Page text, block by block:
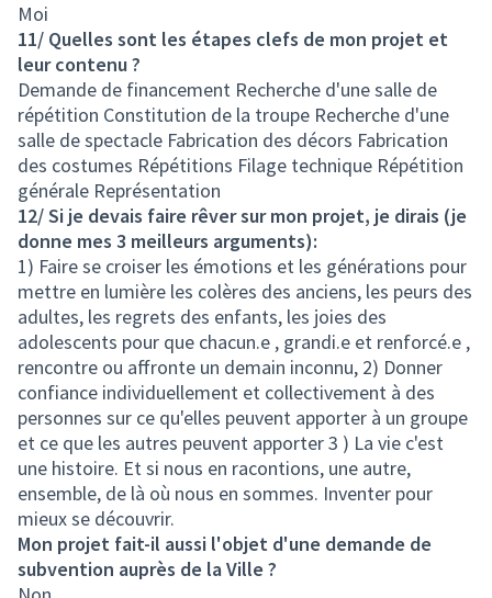
Moi
11/ Quelles sont les étapes clefs de mon projet et
leur contenu ?
Demande de financement Recherche d'une salle de
répétition Constitution de la troupe Recherche d'une
salle de spectacle Fabrication des décors Fabrication
des costumes Répétitions Filage technique Répétition
générale Représentation
12/ Si je devais faire rêver sur mon projet, je dirais (je
donne mes 3 meilleurs arguments):
1) Faire se croiser les émotions et les générations pour
mettre en lumière les colères des anciens, les peurs des
adultes, les regrets des enfants, les joies des
adolescents pour que chacun.e , grandi.e et renforcé.e ,
rencontre ou affronte un demain inconnu, 2) Donner
confiance individuellement et collectivement à des
personnes sur ce qu'elles peuvent apporter à un groupe
et ce que les autres peuvent apporter 3 ) La vie c'est
une histoire. Et si nous en racontions, une autre,
ensemble, de là où nous en sommes. Inventer pour
mieux se découvrir.
Mon projet fait-il aussi l'objet d'une demande de
subvention auprès de la Ville ?